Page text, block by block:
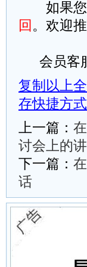
如果您
回 。欢迎
会员客
复制以上
存快捷方
上一篇：
讨会上的
下一篇：
话